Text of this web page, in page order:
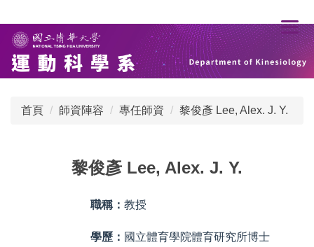
到
主
要
內
首頁 師資陣容 專任師資 黎俊彥 Lee, Alex. J. Y.
黎俊彥 Lee, Alex. J. Y.
職稱： 教授
學歷： 國立體育學院體育研究所博士